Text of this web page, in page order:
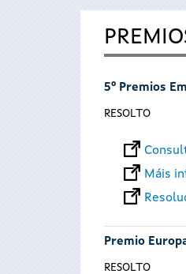
está
5º Premios
RESOLTO
Máis
Premio
RESOLTO